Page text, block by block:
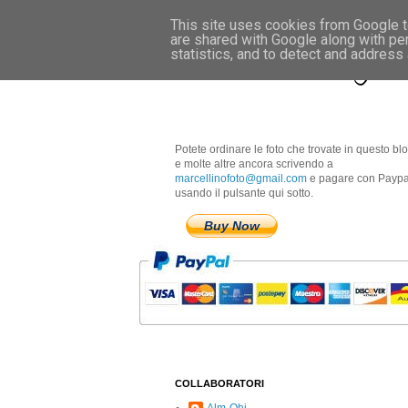
Marcellino
Potete ordinare le foto che trovate in questo
e molte altre ancora scrivendo a
marcellinofoto@gmail.com e pagare con
usando il pulsante qui sotto.
Buy Now
COLLABORATORI
This site uses cookies from Google
are shared with Google along with
statistics, and to detect and address